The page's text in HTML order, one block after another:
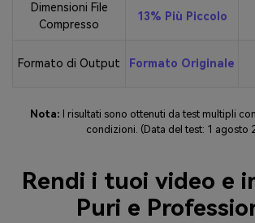
Dimensioni File
Compresso
13% Più Piccolo
Formato di Output Formato Originale
Nota:
I risultati sono ottenuti da test multipli
condizioni. (Data del test: 1 agosto
Rendi i tuoi video e
Puri e